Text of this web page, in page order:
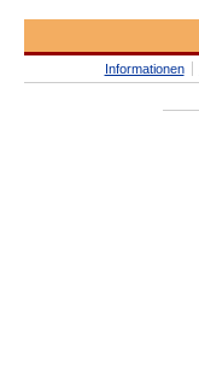
Informationen